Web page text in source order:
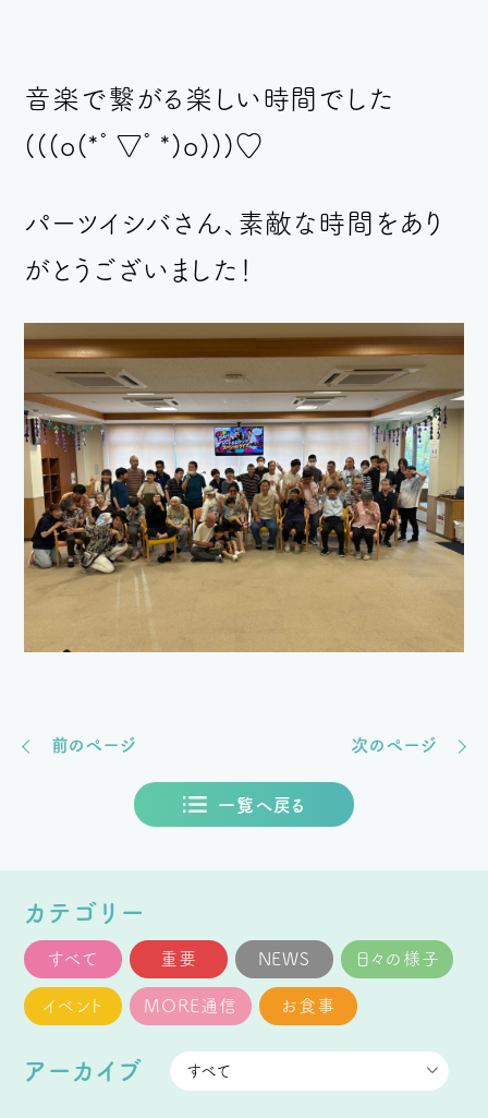
音楽で繋がる楽しい時間でした
(((o(*ﾟ▽ﾟ*)o)))♡
パーツイシバさん、素敵な時間をあり
がとうございました！
前のページ 次のページ
一覧へ戻る
カテゴリー
すべて 重要 NEWS 日々の様子
イベント MORE通信 お食事
アーカイブ